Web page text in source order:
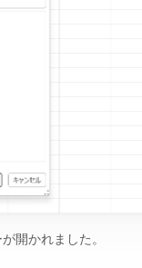
開かれました。